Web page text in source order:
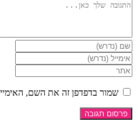
להגיב
הזן
את
השם
שלך
או
שם
משתמש
כדי
הזן
את
כתובת
דואר
האלקטרוני
שלך
כדי
הזן
את
כתובת
האינטרנט
שלך
שמור בדפדפן זה את השם,